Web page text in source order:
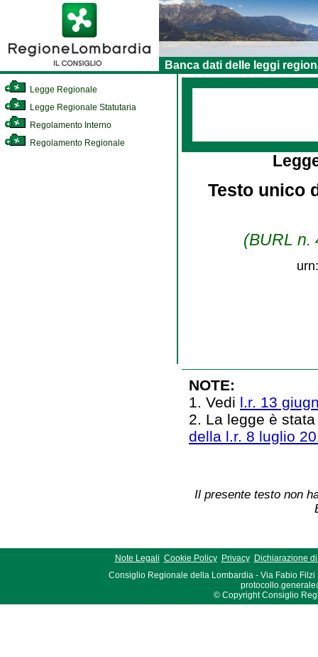
Banca dati delle leggi
Legge Regionale
Legge Regionale Statutaria
Regolamento Interno
Regolamento Regionale
Testo unico
(BURL n.
NOTE:
1. Vedi l.r. 13
2. La legge è
della l.r. 8 luglio
Il presente testo non
Note Legali Cookie Policy Privacy
Dichiarazione
Consiglio Regionale della Lombardia - Via Fabio Filzi
© Copyright Consiglio